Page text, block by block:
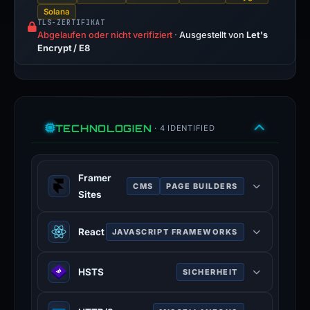
Solana
TLS-ZERTIFIKAT
Abgelaufen oder nicht verifiziert · Ausgestellt von Let's
Encrypt / E8
TECHNOLOGIEN · 4 IDENTIFIED
Framer
Sites
CMS PAGE BUILDERS
Framer is a no-code web design
platform for designing and
www.framer.com
React JAVASCRIPT FRAMEWORKS
React is an open-source JavaScript
library for building user interfaces or
HSTS SICHERHEIT
HTTP Strict Transport Security